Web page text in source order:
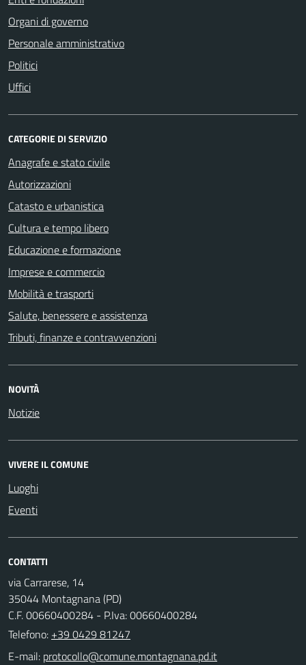
Organi di governo
Personale amministrativo
Politici
Uffici
CATEGORIE DI SERVIZIO
Anagrafe e stato civile
Autorizzazioni
Catasto e urbanistica
Cultura e tempo libero
Educazione e formazione
Imprese e commercio
Mobilità e trasporti
Salute, benessere e assistenza
Tributi, finanze e contravvenzioni
NOVITÀ
Notizie
VIVERE IL COMUNE
Luoghi
Eventi
CONTATTI
via Carrarese, 14
35044 Montagnana (PD)
C.F. 00660400284 - P.Iva: 00660400284
Telefono: +39 0429 81247
E-mail: